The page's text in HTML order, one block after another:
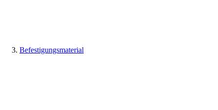
Befestigungsmaterial